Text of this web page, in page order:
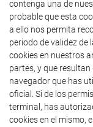
contenga una de
probable que esta
a ello nos permita
periodo de validez de
cookies en nuestros
partes, y que
navegador que has
oficial. Si de los
terminal, has
cookies en el mismo,